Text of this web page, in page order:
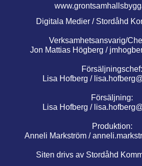
Digitala Medier / Stordåhd
Verksamhetsansvarig/
Jon Mattias Högberg /
Försäljningschef:
Lisa Hofberg /
Försäljning:
Lisa Hofberg /
Produktion:
Anneli Markström /
Siten drivs av Stordåhd